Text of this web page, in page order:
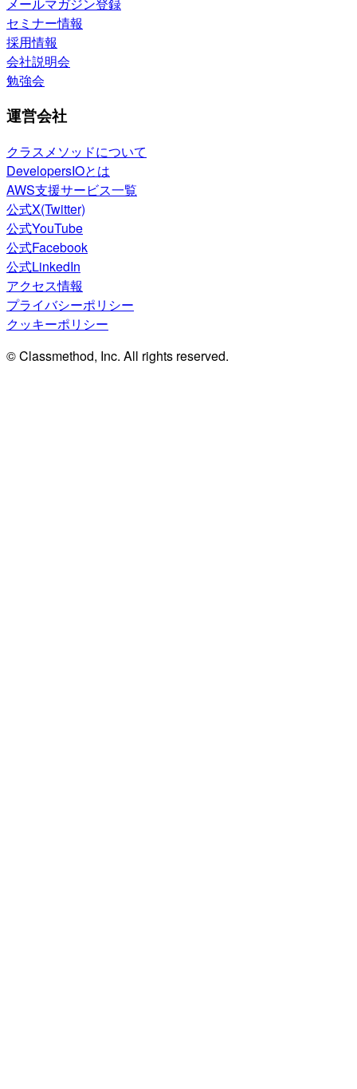
セミナー情報
採用情報
会社説明会
勉強会
運営会社
クラスメソッドについて
DevelopersIOとは
AWS支援サービス一覧
公式X(Twitter)
公式YouTube
公式Facebook
公式LinkedIn
アクセス情報
プライバシーポリシー
クッキーポリシー
© Classmethod, Inc. All rights reserved.